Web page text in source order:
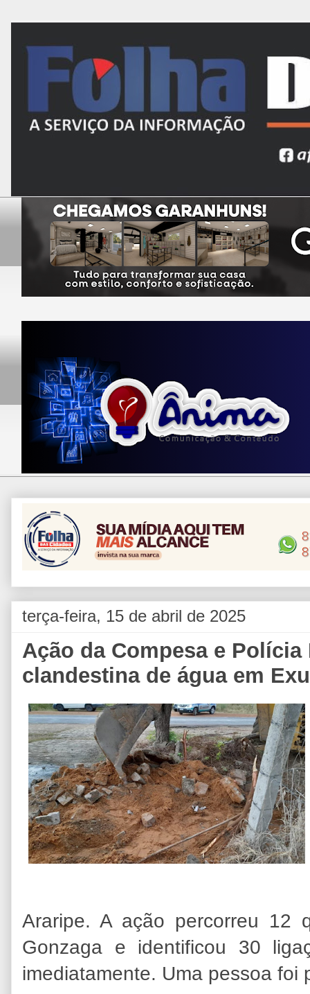
terça-feira, 15 de abril de 2025
Ação da Compesa e
clandestina de água em Exu
Araripe. A ação percorreu 12
Gonzaga e identificou 30
imediatamente. Uma pessoa foi